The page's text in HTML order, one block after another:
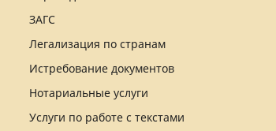
ЗАГС
Легализация по странам
Истребование документов
Нотариальные услуги
Услуги по работе с текстами